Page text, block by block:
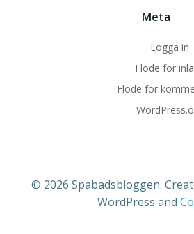
Meta
Logga in
Flöde för
Flöde för
© 2026 Spabadsbloggen.
WordPress and